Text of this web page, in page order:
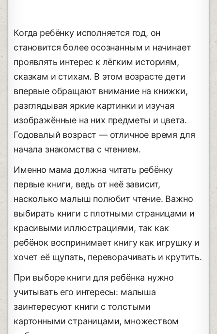
Когда ребёнку исполняется год, он
становится более осознанным и начинает
проявлять интерес к лёгким историям,
сказкам и стихам. В этом возрасте дети
впервые обращают внимание на книжки,
разглядывая яркие картинки и изучая
изображённые на них предметы и цвета.
Годовалый возраст — отличное время для
начала знакомства с чтением.
Именно мама должна читать ребёнку
первые книги, ведь от неё зависит,
насколько малыш полюбит чтение. Важно
выбирать книги с плотными страницами и
красивыми иллюстрациями, так как
ребёнок воспринимает книгу как игрушку и
хочет её щупать, переворачивать и крутить.
При выборе книги для ребёнка нужно
учитывать его интересы: малыша
заинтересуют книги с толстыми
картонными страницами, множеством